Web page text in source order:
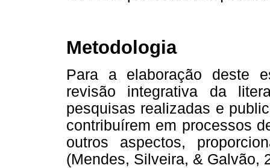
Metodologia
Para a elaboração deste
revisão integrativa da
pesquisas realizadas e
contribuírem em processos
outros aspectos,
(Mendes, Silveira, & Galvão,